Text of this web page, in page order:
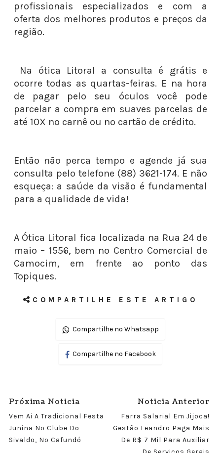
profissionais especializados e com a
oferta dos melhores produtos e preços da
região.
Na ótica Litoral a consulta é grátis e
ocorre todas as quartas-feiras. E na hora
de pagar pelo seu óculos você pode
parcelar a compra em suaves parcelas de
até 10X no carnê ou no cartão de crédito.
Então não perca tempo e agende já sua
consulta pelo telefone (88) 3621-174. E não
esqueça: a saúde da visão é fundamental
para a qualidade de vida!
A Ótica Litoral fica localizada na Rua 24 de
maio – 1556, bem no Centro Comercial de
Camocim, em frente ao ponto das
Topiques.
COMPARTILHE ESTE ARTIGO
Compartilhe no Whatsapp
Compartilhe no Facebook
Próxima Noticia
Vem Ai A Tradicional Festa
Junina No Clube Do
Sivaldo, No Cafundó
Noticia Anterior
Farra Salarial Em Jijoca!
Gestão Leandro Paga Mais
De R$ 7 Mil Para Auxiliar